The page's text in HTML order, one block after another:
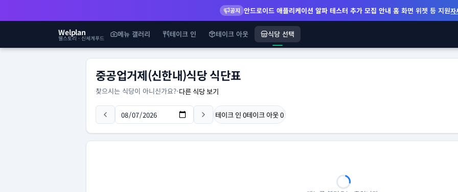
공지 안드로이드 애플리케이션 알파 테스터 추가 모집 안내 홈 화면 위젯 등 지원자
Welplan
웰스토리 · 신세계푸드 메뉴 갤러리 테이크 인 테이크 아웃 식당 선택
중공업거제(신한내)식당 식단표
찾으시는 식당이 아니신가요?-다른 식당 보기
테이크 인 0테이크 아웃0